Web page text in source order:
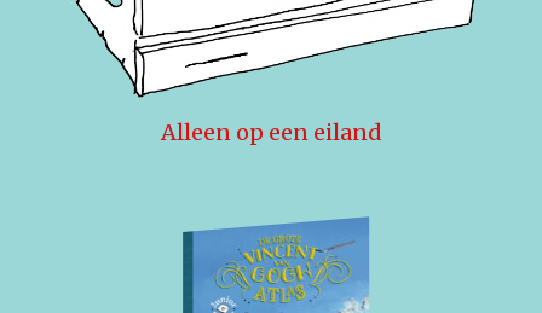
Alleen op een eiland